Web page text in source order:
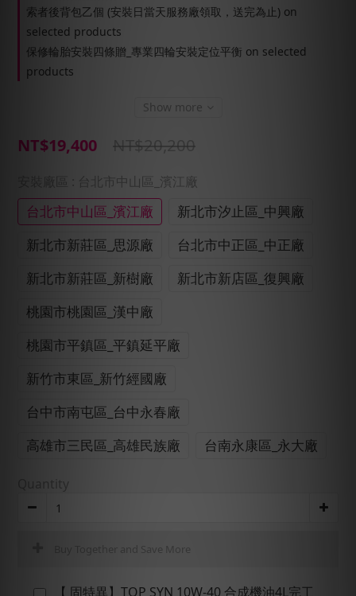
索者後背包乙個 (安裝日當天服務廠領取，送完為止) on
selected products
保修輪胎安裝四條贈_專業四輪安裝定位平衡 on selected
products
Show more
NT$19,400 NT$20,200
: 台北市中山區_濱江廠
台北市中山區_濱江廠
新北市汐止區_中興廠
新北市新莊區_思源廠
台北市中正區_中正廠
新北市新莊區_新樹廠
新北市新店區_復興廠
桃園市桃園區_漢中廠
桃園市平鎮區_平鎮延平廠
新竹市東區_新竹經國廠
台中市南屯區_台中永春廠
高雄市三民區_高雄民族廠
台南永康區_永大廠
Buy Together and Save More
【 固特異】TOP SYN 10W-40 合成機油4L完工